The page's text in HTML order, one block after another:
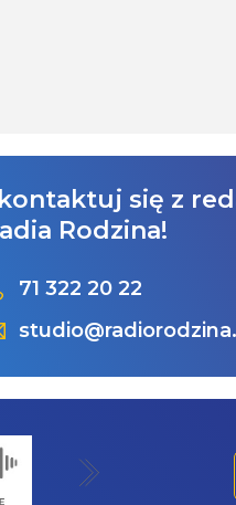
się z
Rodzina!
71 322 20 22